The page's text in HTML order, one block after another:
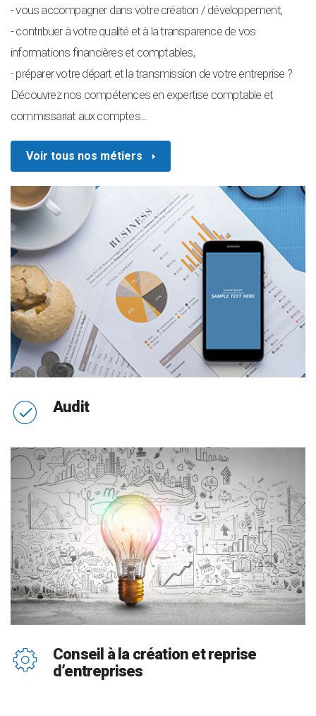
- vous accompagner dans votre création / développement,
- contribuer à votre qualité et à la transparence de vos
informations financières et comptables,
- préparer votre départ et la transmission de votre entreprise ?
Découvrez nos compétences en expertise comptable et
commissariat aux comptes...
Voir tous nos métiers
Audit
Conseil à la création et reprise
d’entreprises